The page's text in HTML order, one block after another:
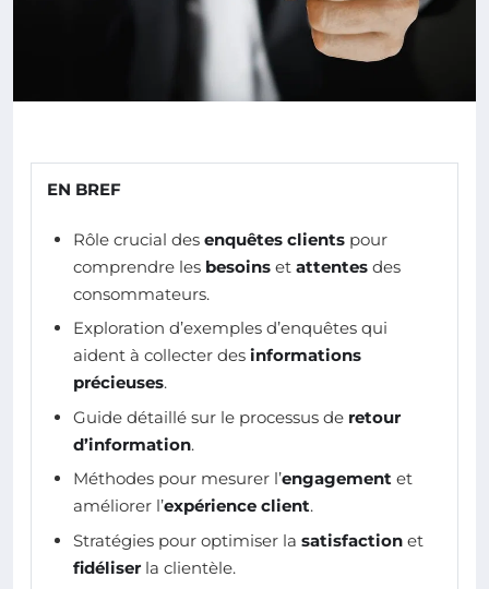
EN BREF
Rôle crucial des enquêtes clients pour
comprendre les besoins et attentes des
consommateurs.
Exploration d’exemples d’enquêtes qui
aident à collecter des informations
précieuses.
Guide détaillé sur le processus de retour
d’information.
Méthodes pour mesurer l’engagement et
améliorer l’expérience client.
Stratégies pour optimiser la satisfaction et
fidéliser la clientèle.